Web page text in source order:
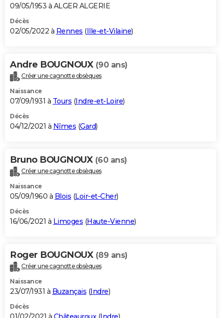
09/05/1953 à ALGER ALGERIE
Décès
02/05/2022 à Rennes (Ille-et-Vilaine)
Andre BOUGNOUX (90 ans)
Créer une cagnotte obsèques
Naissance
07/09/1931 à Tours (Indre-et-Loire)
Décès
04/12/2021 à Nîmes (Gard)
Bruno BOUGNOUX (60 ans)
Créer une cagnotte obsèques
Naissance
05/09/1960 à Blois (Loir-et-Cher)
Décès
16/06/2021 à Limoges (Haute-Vienne)
Roger BOUGNOUX (89 ans)
Créer une cagnotte obsèques
Naissance
23/07/1931 à Buzançais (Indre)
Décès